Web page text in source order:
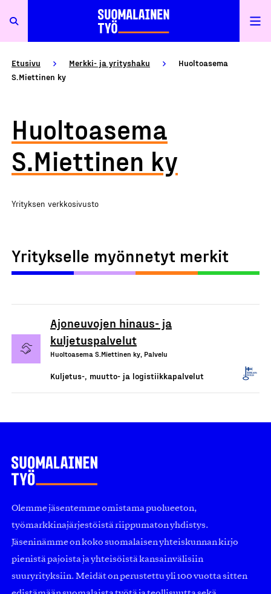
Etusivu Merkki- ja yrityshaku
Huoltoasema
S.Miettinen ky
Huoltoasema
S.Miettinen ky
Yrityksen verkkosivusto
Yritykselle myönnetyt merkit
Ajoneuvojen hinaus- ja
kuljetuspalvelut
Huoltoasema S.Miettinen ky, Palvelu
Kuljetus-, muutto- ja logistiikkapalvelut
Olemme jäsentemme omistama puolueeton,
työmarkkinajärjestöistä riippumaton yhdistys.
Jäseninämme on koko suomalaisen yhteiskunnan kirjo
pienistä pajoista ja yhteisöistä kansainvälisiin
suuryrityksiin. Meidät on perustettu yli 100 vuotta sitten